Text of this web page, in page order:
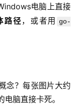
电脑上直接
路径，或者用
go-
念？每张图片大约
脑直接卡死。